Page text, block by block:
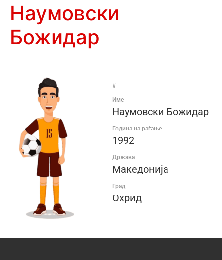
Наумовски
Божидар
#
Име
Наумовски Божидар
Година на раѓање
1992
Држава
Македонија
Град
Охрид